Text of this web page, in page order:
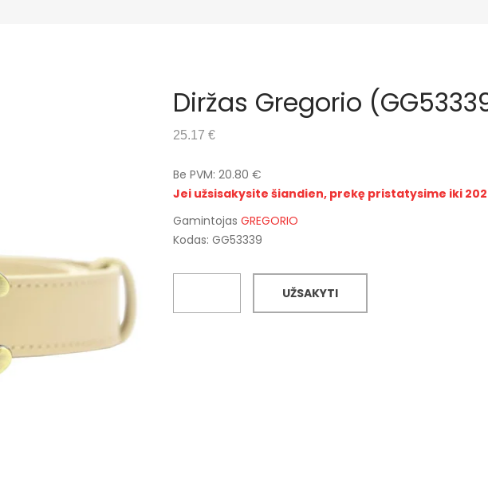
Diržas Gregorio
25.17 €
Be PVM: 20.80 €
Jei užsisakysite šiandien, prekę pristatysime iki
Gamintojas GREGORIO
Kodas: GG53339
UŽSAKYTI